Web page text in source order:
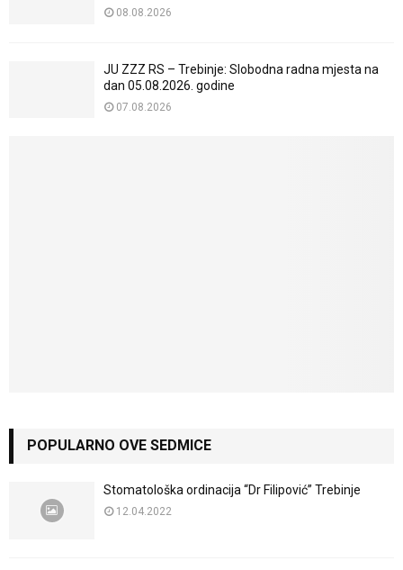
08.08.2026
JU ZZZ RS – Trebinje: Slobodna radna mjesta na
dan 05.08.2026. godine
07.08.2026
POPULARNO OVE SEDMICE
Stomatološka ordinacija “Dr Filipović” Trebinje
12.04.2022